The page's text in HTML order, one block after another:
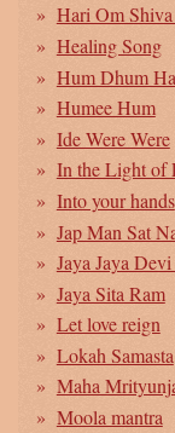
Hari Om
Healing Song
Hum Dhum
Humee Hum
Ide Were Were
In the Light of
Into your hands
Jap Man Sat
Jaya Jaya
Jaya Sita Ram
Let love reign
Lokah Samasta
Maha
Moola mantra